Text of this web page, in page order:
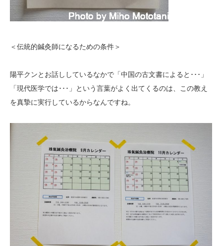
＜伝統的鍼灸師になるための条件＞
陽平クンとお話ししているなかで「中国の古文書によると･･･」
「現代医学では･･･」という言葉がよく出てくるのは、この教え
を真摯に実行しているからなんですね。